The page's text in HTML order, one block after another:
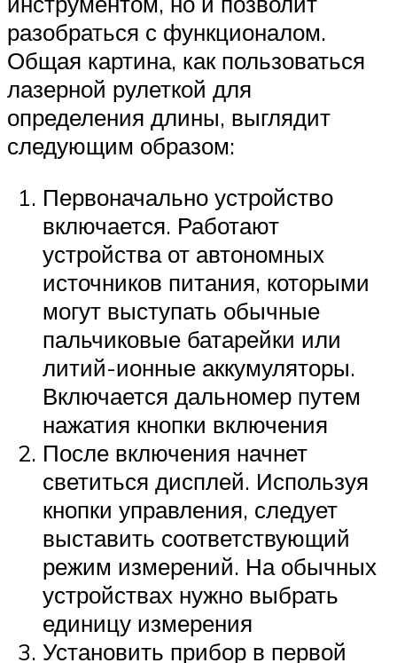
разобраться с функционалом.
Общая картина, как пользоваться
лазерной рулеткой для
определения длины, выглядит
следующим образом:
Первоначально устройство
включается. Работают
устройства от автономных
источников питания, которыми
могут выступать обычные
пальчиковые батарейки или
литий-ионные аккумуляторы.
Включается дальномер путем
нажатия кнопки включения
После включения начнет
светиться дисплей. Используя
кнопки управления, следует
выставить соответствующий
режим измерений. На обычных
устройствах нужно выбрать
единицу измерения
Установить прибор в первой